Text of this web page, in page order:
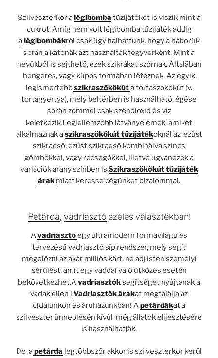
Szilveszterkor alégibomba tűzijátékot is viszik mint a
cukrot. Amíg nem volt légibomba tűzijáték addig
alégibombákról csak úgy halhattunk, hogy a háborúk
során a katonák azt használták fegyverként. Mint a
nevükből is sejthető, ezek szikrákat szórnak. Általában
hengeres, vagy kúpos formában léteznek. Az egyik
legismertebbszikraszökőkúta tortaszökőkút (v.
tortagyertya), mely beltérben is használható, égése
során zömmel csak széndioxid és víz
keletkezik.Legjellemzőbb látványelemek, amiket
alkalmaznak aszikraszökőkút tűzijátékoknál az ezüst
szikraeső, ezüst szikraeső kombinálva színes
gömbökkel, vagy recsegőkkel, illetve ugyanezek a
variációk arany színben is.Szikraszökőkút tűzijáték
árak miatt keresse cégünket bizalommal.
Petárda, vadriasztó széles választékban!
Avadriasztóegy ultramodern formavilágú és
tervezésű vadriasztó síp rendszer, mely segít
megelőzni az akár milliós kárt, ne adj isten személyi
sérülést, amit egy vaddal való ütközés esetén
bekövetkezhet.Avadriasztóksegítséget nyújtanak a
vadak ellen ! Vadriasztók árakat megtalálja az
oldalunkon és áruházunkban! Apetárdákat a
szilveszter ünneplésén kívül még állatok elijesztésére
is használhatják.
De apetárda legtöbbszőr akkor is szilveszterkor kerül